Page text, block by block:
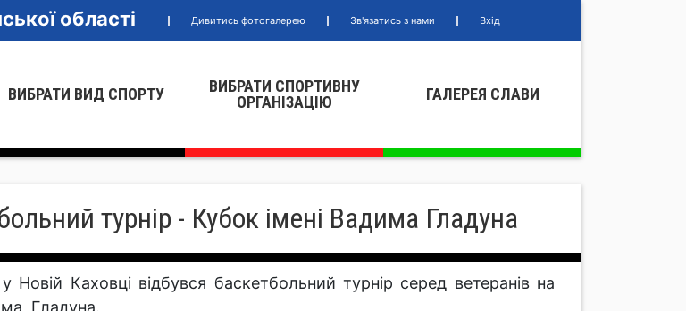
області Дивитись фотогалерею Зв'язатись з нами Вхід
ВИБРАТИ ВИД СПОРТУ
ВИБРАТИ СПОРТИВНУ
ОРГАНIЗАЦIЮ
ГАЛЕРЕЯ СЛАВИ
турнір - Кубок імені Вадима Гладуна
Каховці відбувся баскетбольний турнір серед ветеранів на
Гладуна.